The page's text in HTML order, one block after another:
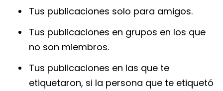
Tus publicaciones solo para amigos.
Tus publicaciones en grupos en los que
no son miembros.
Tus publicaciones en las que te
etiquetaron, si la persona que te etiquetó